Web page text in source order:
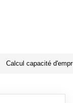
Calcul capacité